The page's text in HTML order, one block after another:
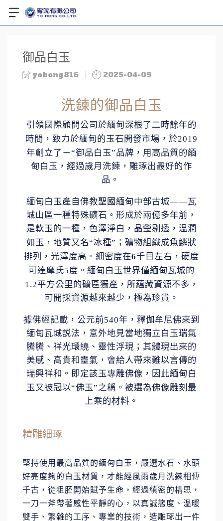
御品白玉
yohong816 2025-04-09
洗鍊的御品白玉
引領國際顧問公司於緬甸深根了二時餘年的
時間，致力於緬甸的玉石開發市場，於2019
年創立了－“御品白玉”品牌，用高品質的緬
甸白玉，經過歲月洗鍊，雕琢出最好的作
品。
緬甸白玉產自佛教聖國緬甸中部古城——瓦
城山區一種特殊礦石。形成於兩億多年前，
是軟玉的一種，色澤淨白，晶瑩剔透，温潤
如玉，地質又名“冰種” ；礦物組織成魚鱗狀
排列，光澤度高。細密度在6千目左右，硬度
可達摩氏5度。緬甸白玉世界僅緬甸瓦城的
1.2平方公里的礦區獨產，所藴藏資源不多，
可開採資源越來越少，極為珍貴。
據佛經記載，公元前540年，釋伽牟尼佛來到
緬甸瓦城説法，意外地見當地獨立白玉瑞氣
騰騰、祥光環繞、靈性浮現；其體現出來的
美感、高貴和靈氣，會給人帶來難以言傳的
瑞興祥和。即定該玉專雕佛像，因此緬甸白
玉又被冠以“佛玉”之稱。被選為佛像雕刻最
上乘的材料。
精雕細琢
堅持使用最高品質的緬甸白玉，嚴選水石、水頭
好亮度夠的白玉材質，才能經風雨歲月洗鍊相傳
千古，從粗胚開始賦予生命，經過縝密的構思，
一刀一斧帶著感性平靜的心，以真誠態度、溫暖
雙手、繁雜的工序、專業的技術，造雕琢出一件